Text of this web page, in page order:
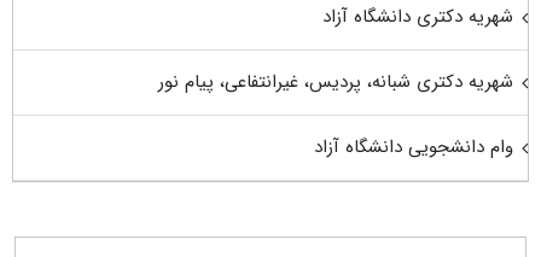
شهریه دکتری دانشگاه آزاد
شهریه دکتری شبانه، پردیس، غیرانتفاعی، پیام نور
وام دانشجویی دانشگاه آزاد